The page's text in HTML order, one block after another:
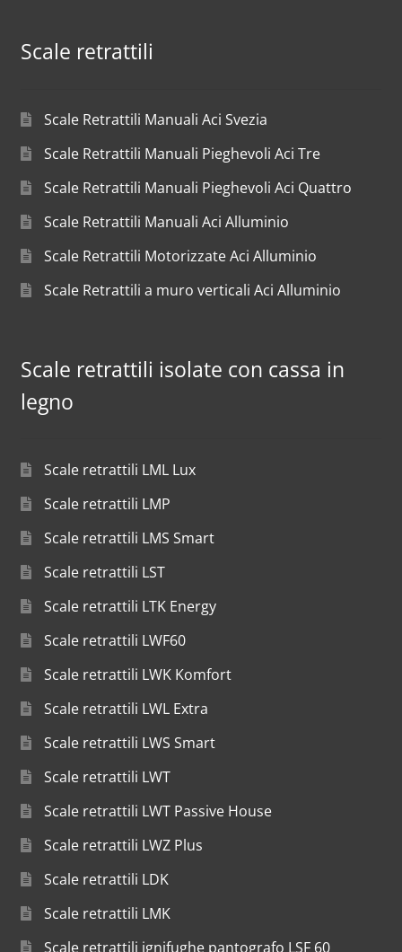
Scale retrattili
Scale Retrattili Manuali Aci Svezia
Scale Retrattili Manuali Pieghevoli Aci Tre
Scale Retrattili Manuali Pieghevoli Aci Quattro
Scale Retrattili Manuali Aci Alluminio
Scale Retrattili Motorizzate Aci Alluminio
Scale Retrattili a muro verticali Aci Alluminio
Scale retrattili isolate con cassa in
legno
Scale retrattili LML Lux
Scale retrattili LMP
Scale retrattili LMS Smart
Scale retrattili LST
Scale retrattili LTK Energy
Scale retrattili LWF60
Scale retrattili LWK Komfort
Scale retrattili LWL Extra
Scale retrattili LWS Smart
Scale retrattili LWT
Scale retrattili LWT Passive House
Scale retrattili LWZ Plus
Scale retrattili LDK
Scale retrattili LMK
Scale retrattili ignifughe pantografo LSF 60